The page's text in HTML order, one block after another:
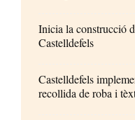
Inicia la construcció
Castelldefels
Castelldefels
recollida de roba i